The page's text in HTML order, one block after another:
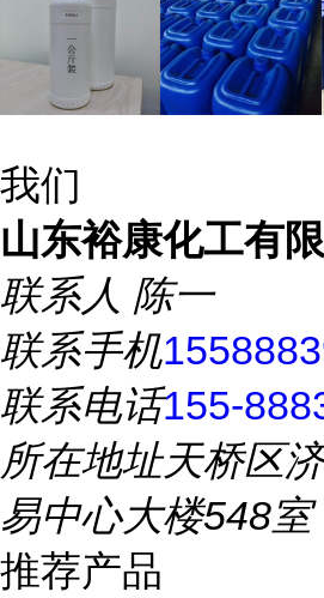
我们
山东裕康化工有
联系人 陈一
联系手机
联系电话155-
所在地址天桥区
易中心大楼548室
推荐产品